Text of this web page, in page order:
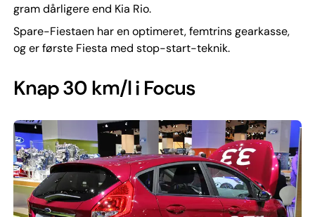
gram dårligere end Kia Rio.
Spare-Fiestaen har en optimeret, femtrins gearkasse,
og er første Fiesta med stop-start-teknik.
Knap 30 km/l i Focus